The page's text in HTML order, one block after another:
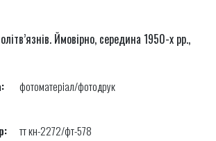
Ймовірно, середина 1950-х рр.,
фотоматеріал/фотодрук
тт кн-2272/фт-578